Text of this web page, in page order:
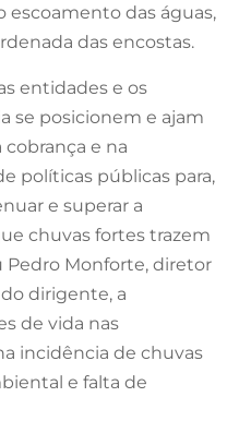
das águas,
das encostas.
entidades e os
se posicionem e ajam
e na
políticas públicas para,
e superar a
chuvas fortes trazem
Pedro Monforte, diretor
dirigente, a
de vida nas
incidência de chuvas
e falta de